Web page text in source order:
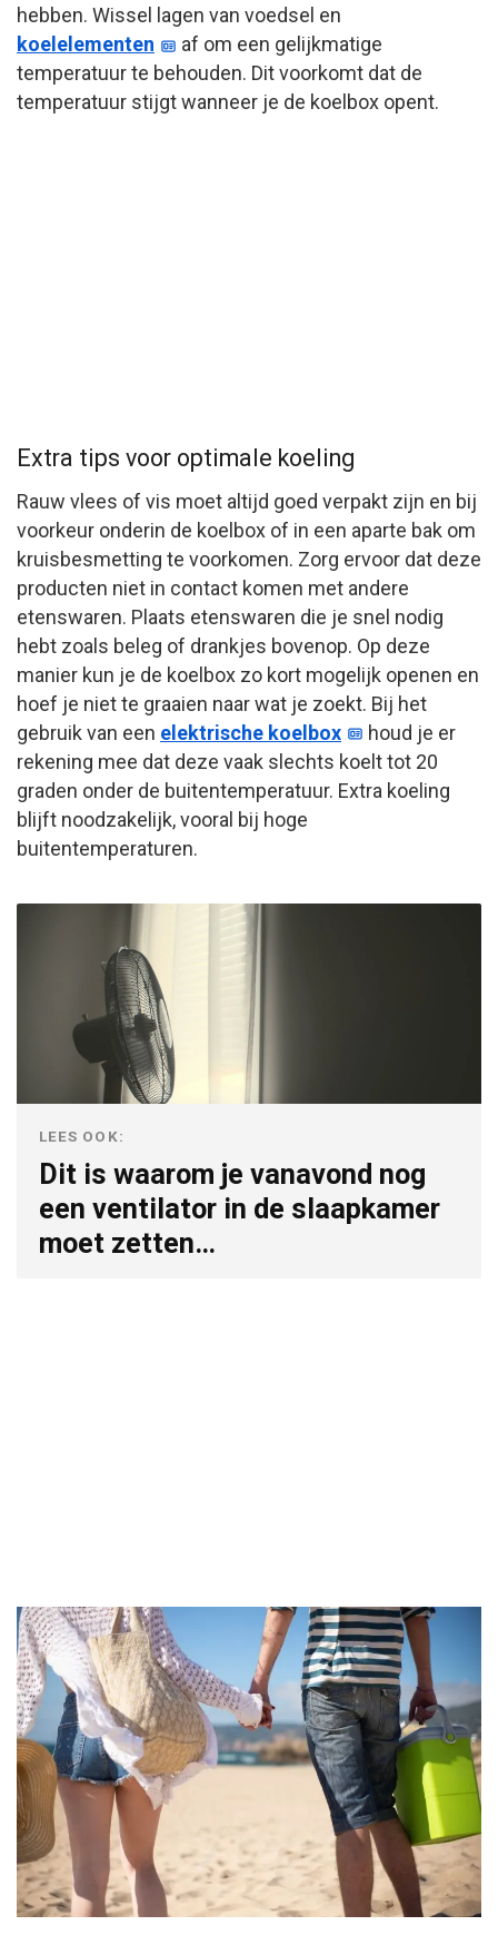
hebben. Wissel lagen van voedsel en
koelelementen
af om een gelijkmatige
temperatuur te behouden. Dit voorkomt dat de
temperatuur stijgt wanneer je de koelbox opent.
Extra tips voor optimale koeling
Rauw vlees of vis moet altijd goed verpakt zijn en bij
voorkeur onderin de koelbox of in een aparte bak om
kruisbesmetting te voorkomen. Zorg ervoor dat deze
producten niet in contact komen met andere
etenswaren. Plaats etenswaren die je snel nodig
hebt zoals beleg of drankjes bovenop. Op deze
manier kun je de koelbox zo kort mogelijk openen en
hoef je niet te graaien naar wat je zoekt. Bij het
gebruik van een elektrische koelbox
houd je er
rekening mee dat deze vaak slechts koelt tot 20
graden onder de buitentemperatuur. Extra koeling
blijft noodzakelijk, vooral bij hoge
buitentemperaturen.
LEES OOK:
Dit is waarom je vanavond nog
een ventilator in de slaapkamer
moet zetten…